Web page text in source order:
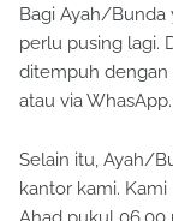
Bagi Ayah/Bunda
perlu pusing lagi.
ditempuh
atau via WhasApp.
Selain itu, Ayah/
kantor kami.